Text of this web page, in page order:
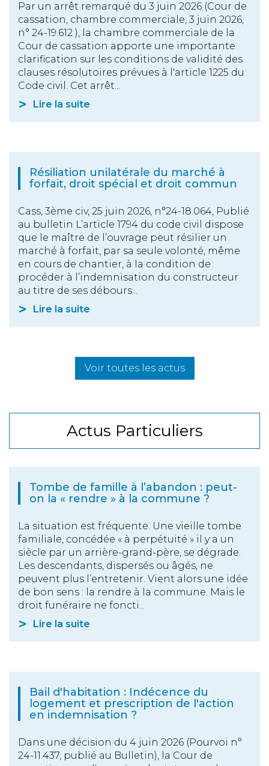
Par un arrêt remarqué du 3 juin 2026 (Cour de
cassation, chambre commerciale, 3 juin 2026,
n° 24-19.612 ), la chambre commerciale de la
Cour de cassation apporte une importante
clarification sur les conditions de validité des
clauses résolutoires prévues à l'article 1225 du
Code civil. Cet arrêt...
Lire la suite
Résiliation unilatérale du marché à
forfait, droit spécial et droit commun
Cass, 3ème civ, 25 juin 2026, n°24-18.064, Publié
au bulletin L’article 1794 du code civil dispose
que le maître de l’ouvrage peut résilier un
marché à forfait, par sa seule volonté, même
en cours de chantier, à la condition de
procéder à l’indemnisation du constructeur
au titre de ses débours...
Lire la suite
Voir toutes les actus
Actus Particuliers
Tombe de famille à l’abandon : peut-
on la « rendre » à la commune ?
La situation est fréquente. Une vieille tombe
familiale, concédée « à perpétuité » il y a un
siècle par un arrière-grand-père, se dégrade.
Les descendants, dispersés ou âgés, ne
peuvent plus l’entretenir. Vient alors une idée
de bon sens : la rendre à la commune. Mais le
droit funéraire ne foncti...
Lire la suite
Bail d'habitation : Indécence du
logement et prescription de l'action
en indemnisation ?
Dans une décision du 4 juin 2026 (Pourvoi n°
24-11.437, publié au Bulletin), la Cour de